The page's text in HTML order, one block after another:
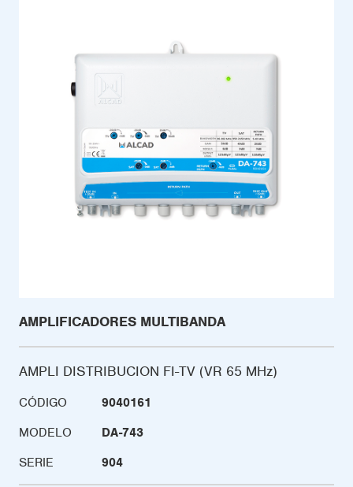
AMPLIFICADORES MULTIBANDA
AMPLI DISTRIBUCION FI-TV (VR 65 MHz)
CÓDIGO
9040161
MODELO
DA-743
SERIE
904